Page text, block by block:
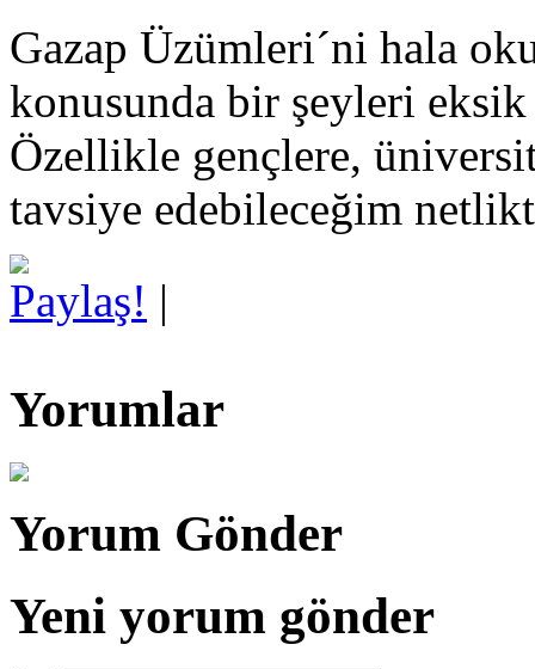
Gazap Üzümleri´ni hala
konusunda bir şeyleri
Özellikle gençlere,
tavsiye edebileceğim
Paylaş! |
Yorumlar
Yorum Gönder
Yeni yorum gönder